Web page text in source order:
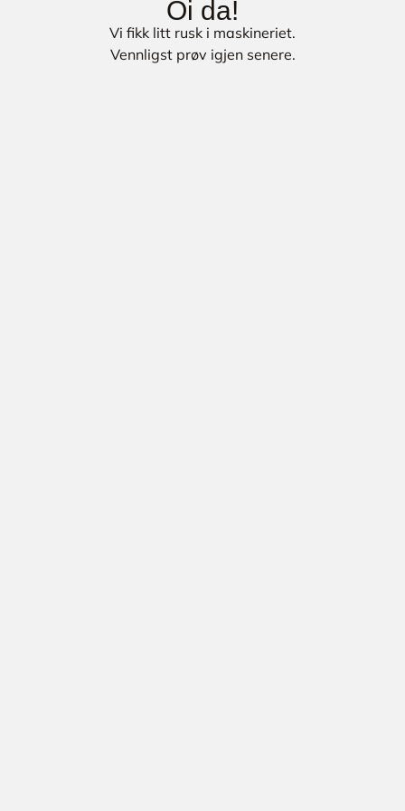
Oi da!
Vi fikk litt rusk i maskineriet.
Vennligst prøv igjen senere.